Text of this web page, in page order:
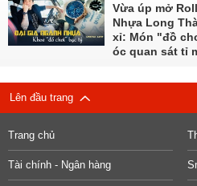
Vừa úp mở
Nhựa Long
xỉ: Món "đồ
óc quan sát tỉ
Lên đầu trang
Trang chủ
Tài chính - Ngân hàng